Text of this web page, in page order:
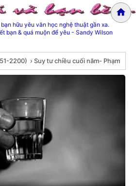
hữu yêu văn học nghệ thuật gần xa.
bạn & quá muộn để yêu - Sandy Wilson
2200) › Suy tư chiều cuối năm- Phạm
cuối năm- Phạm